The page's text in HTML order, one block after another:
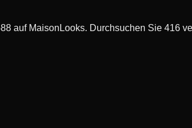
auf MaisonLooks. Durchsuchen Sie 416